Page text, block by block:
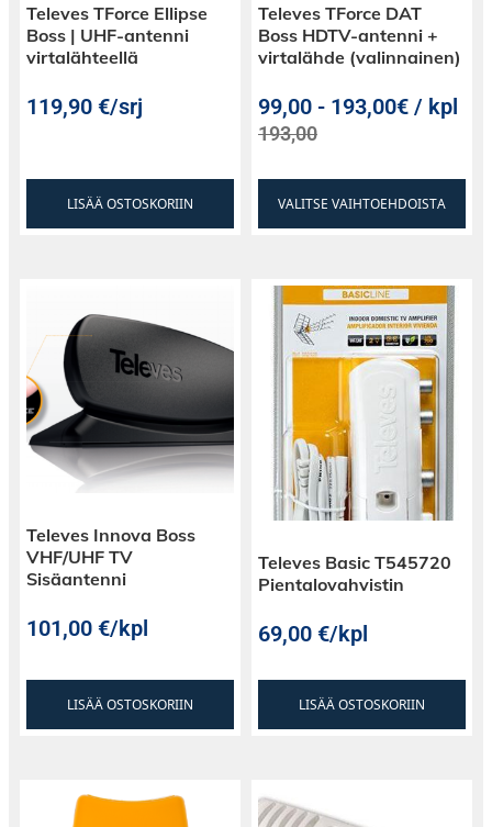
Televes TForce Ellipse
Boss | UHF-antenni
virtalähteellä
119,90€/srj
LISÄÄ OSTOSKORIIN
Televes TForce DAT
Boss HDTV-antenni +
virtalähde (valinnainen)
99,00 - 193,00€ / kpl
193,00
VALITSE VAIHTOEHDOISTA
Televes Innova Boss
VHF/UHF TV
Sisäantenni
101,00€/kpl
LISÄÄ OSTOSKORIIN
Televes Basic T545720
Pientalovahvistin
69,00€/kpl
LISÄÄ OSTOSKORIIN